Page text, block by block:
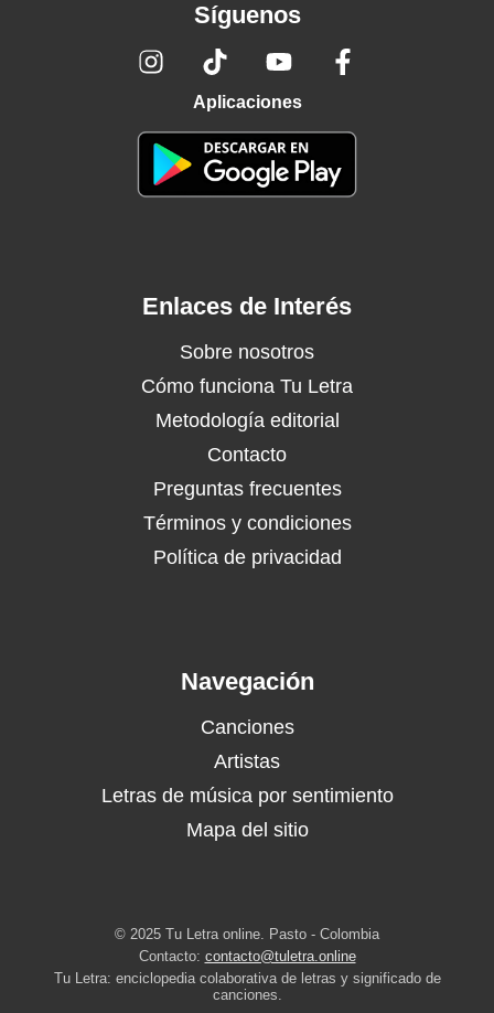
Síguenos
Aplicaciones
Enlaces de Interés
Sobre nosotros
Cómo funciona Tu Letra
Metodología editorial
Contacto
Preguntas frecuentes
Términos y condiciones
Política de privacidad
Navegación
Canciones
Artistas
Letras de música por sentimiento
Mapa del sitio
© 2025 Tu Letra online. Pasto - Colombia
Contacto: contacto@tuletra.online
Tu Letra: enciclopedia colaborativa de letras y significado de
canciones.